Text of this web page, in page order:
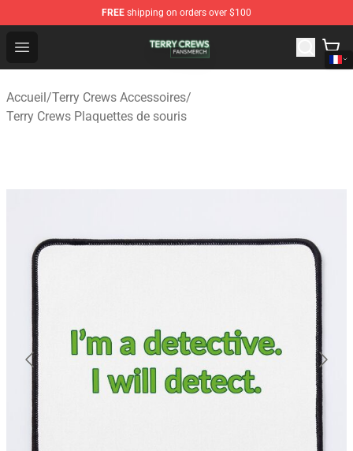
FREE shipping on orders over $100
Open menu
Terry Crews Shop - Official Terry Crews Merchandise
Accueil/Terry Crews Accessoires/
Terry Crews Plaquettes de souris